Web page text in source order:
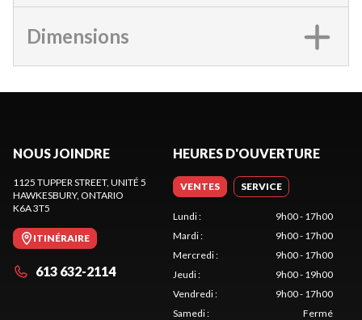
Dimensions
NOUS JOINDRE
1125 TUPPER STREET, UNITÉ 5
HAWKESBURY, ONTARIO
K6A 3T5
ITINÉRAIRE
613 632-2114
HEURES D'OUVERTURE
VENTES SERVICE
Lundi:
9h00 - 17h00
Mardi:
9h00 - 17h00
Mercredi:
9h00 - 17h00
Jeudi:
9h00 - 19h00
Vendredi:
9h00 - 17h00
Samedi:
Fermé